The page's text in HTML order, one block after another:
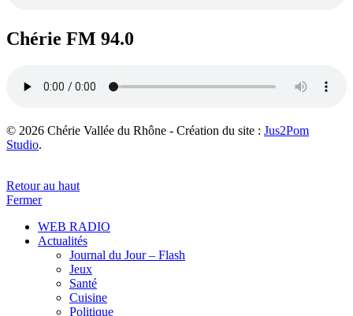
Chérie FM 94.0
© 2026 Chérie Vallée du Rhône - Création du site : Jus2Pom
Studio.
Retour au haut
Fermer
WEB RADIO
Actualités
Journal du Jour – Flash
Jeux
Santé
Cuisine
Politique